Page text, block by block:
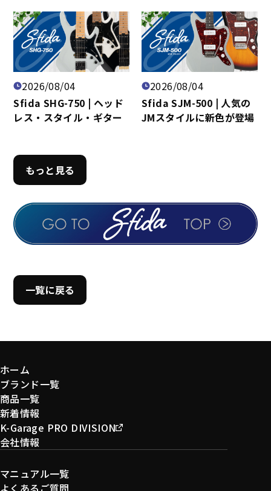
2026/08/04
Sfida SHG-750 | ヘッド
レス・スタイル・ギター
2026/08/04
Sfida SJM-500 | 人気の
JMスタイルに新色が登場
もっと見る
一覧に戻る
ホーム
ブランド一覧
商品一覧
新着情報
K-Garage PRO DIVISION
会社情報
マニュアル一覧
よくあるご質問